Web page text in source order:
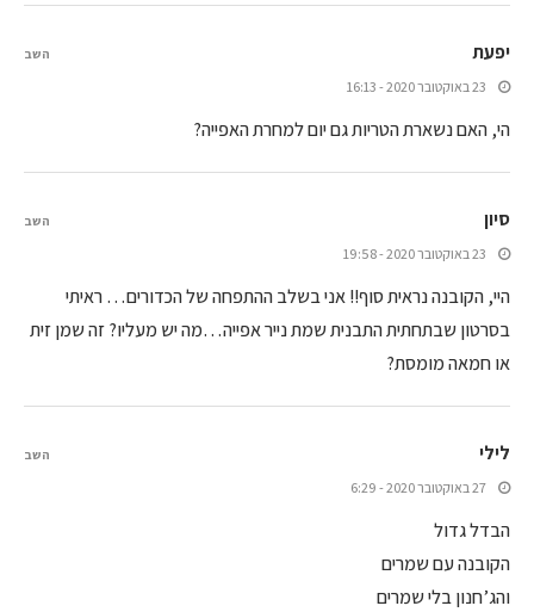
יפעת
23 באוקטובר 2020 - 16:13
הי, האם נשארת הטריות גם יום למחרת האפייה?
השב
סיון
23 באוקטובר 2020 - 19:58
היי, הקובנה נראית סוף!! אני בשלב ההתפחה של הכדורים… ראיתי
בסרטון שבתחתית התבנית שמת נייר אפייה…מה יש מעליו? זה שמן זית
או חמאה מומסת?
השב
לילי
27 באוקטובר 2020 - 6:29
הבדל גדול
הקובנה עם שמרים
והג’חנון בלי שמרים
השב